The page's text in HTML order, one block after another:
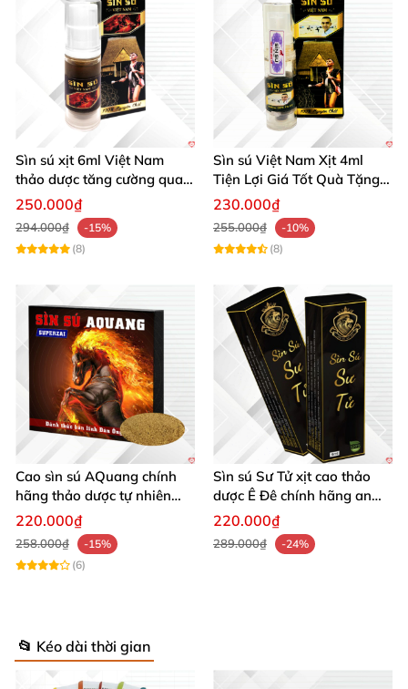
Sìn sú xịt 6ml Việt Nam
thảo dược tăng cường quan
hệ
250.000₫
294.000₫
-15%
(8)
Sìn sú Việt Nam Xịt 4ml
Tiện Lợi Giá Tốt Quà Tặng
Sức Khỏe
230.000₫
255.000₫
-10%
(8)
Cao sìn sú AQuang chính
hãng thảo dược tự nhiên
kéo dài thời gian quan hệ
220.000₫
258.000₫
-15%
(6)
Sìn sú Sư Tử xịt cao thảo
dược Ê Đê chính hãng an
toàn giá tốt
220.000₫
289.000₫ -24%
📂 Kéo dài thời gian